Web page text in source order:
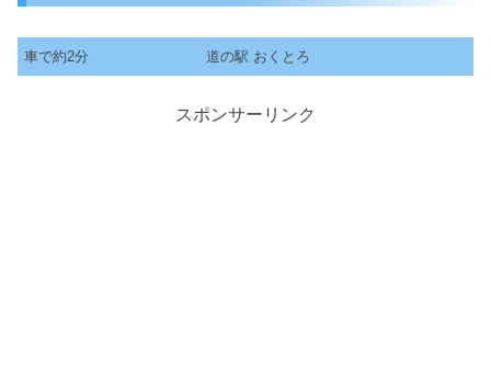
車で約2分 道の駅 おくとろ
スポンサーリンク